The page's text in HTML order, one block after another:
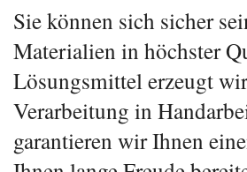
Sie können sich sicher
Materialien in höchster
Lösungsmittel erzeugt
Verarbeitung in
garantieren wir Ihnen